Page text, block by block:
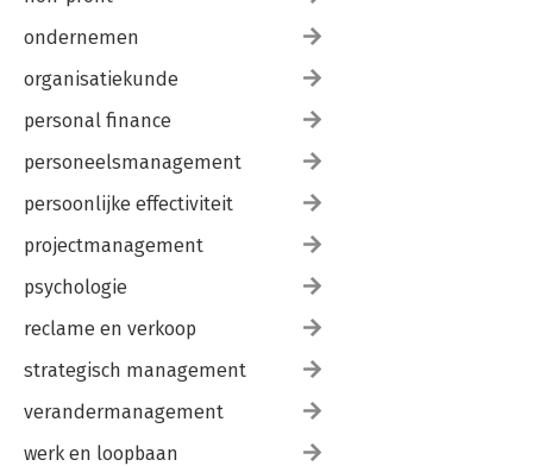
ondernemen
organisatiekunde
personal finance
personeelsmanagement
persoonlijke effectiviteit
projectmanagement
psychologie
reclame en verkoop
strategisch management
verandermanagement
werk en loopbaan